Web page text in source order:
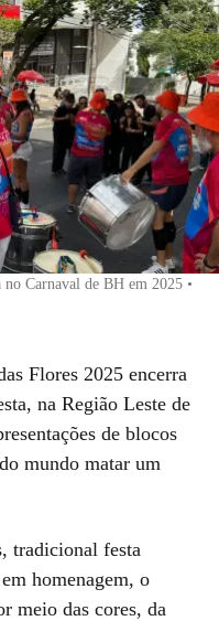
Carnaval de BH em 2025 •
Flores 2025 encerra
na Região Leste de
de blocos
mundo matar um
tradicional festa
homenagem, o
meio das cores, da